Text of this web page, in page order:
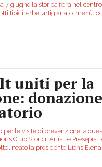
7 giugno la storica fiera nel
tipici, erbe, artigianato, menù,
uniti per la
donazione
le visite di prevenzione: a
Club Storici, Artisti e Presepisti
la presidente Lions